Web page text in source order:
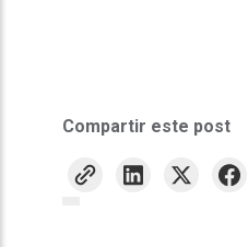
Compartir este post